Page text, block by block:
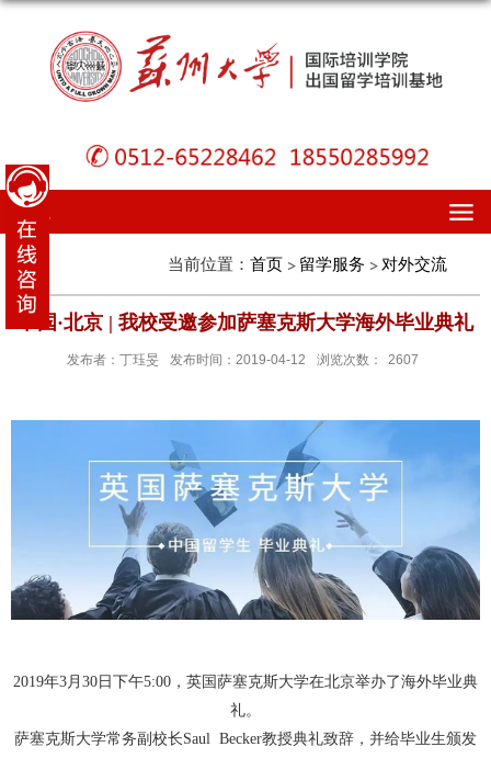
导航
当前位置： 首页 留学服务 对外交流
中国·北京 | 我校受邀参加萨塞克斯大学海外毕业典礼
发布者：丁珏旻 发布时间：2019-04-12 浏览次数： 2607
2019年3月 30 日下午5:00 ，英国萨塞克斯大学在北京举办了海外毕业典
礼。
萨塞克斯大学常务副校长Saul Becker教授典礼致辞，并给毕业生颁发